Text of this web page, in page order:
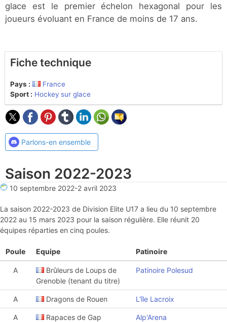
glace est le premier échelon hexagonal pour les
joueurs évoluant en France de moins de 17 ans.
Fiche technique
Pays :
France
Sport : Hockey sur glace
Parlons-en ensemble
Saison 2022-2023
10 septembre 2022-2 avril 2023
La saison 2022-2023 de Division Elite U17 a lieu du 10 septembre
2022 au 15 mars 2023 pour la saison régulière. Elle réunit 20
équipes réparties en cinq poules.
Poule Equipe Patinoire
A
Brûleurs de Loups de
Grenoble (tenant du titre)
Patinoire Polesud
A Dragons de Rouen L'île Lacroix
A Rapaces de Gap Alp'Arena